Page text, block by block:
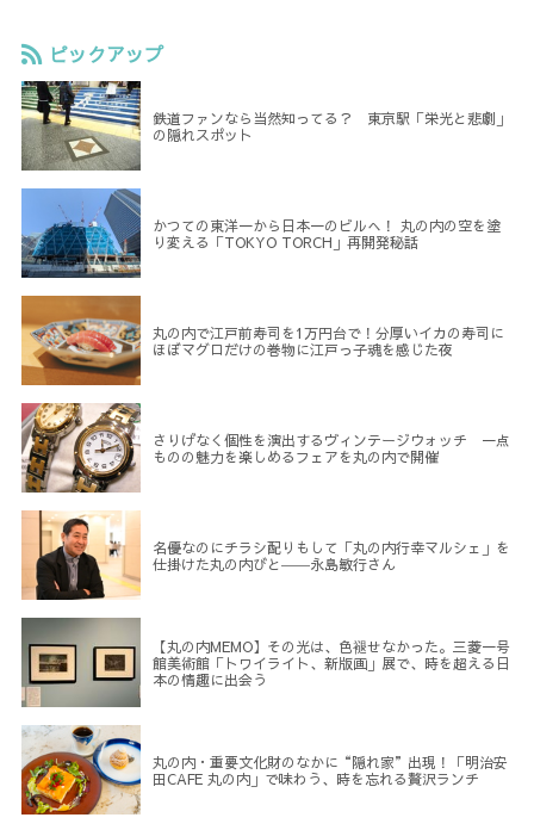
ピックアップ
鉄道ファンなら当然知ってる？ 東京駅「栄光と悲劇」
の隠れスポット
かつての東洋一から日本一のビルへ！ 丸の内の空を塗
り変える「TOKYO TORCH」再開発秘話
丸の内で江戸前寿司を1万円台で！分厚いイカの寿司に
ほぼマグロだけの巻物に江戸っ子魂を感じた夜
さりげなく個性を演出するヴィンテージウォッチ 一点
ものの魅力を楽しめるフェアを丸の内で開催
名優なのにチラシ配りもして「丸の内行幸マルシェ」を
仕掛けた丸の内びと――永島敏行さん
【丸の内MEMO】その光は、色褪せなかった。三菱一号
館美術館「トワイライト、新版画」展で、時を超える日
本の情趣に出会う
丸の内・重要文化財のなかに“隠れ家”出現！「明治安
田CAFE 丸の内」で味わう、時を忘れる贅沢ランチ